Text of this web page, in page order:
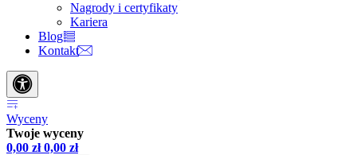
Nagrody i certyfikaty
Kariera
Blog
Kontakt
Wyceny
Twoje wyceny
0,00 zł 0,00 zł